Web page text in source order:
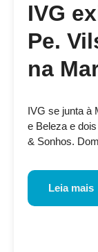
IVG
Pe.
na
IVG se junta à
e Beleza e
& Sonhos.
Leia mais